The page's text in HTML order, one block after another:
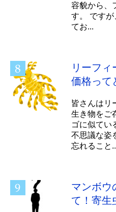
容貌から、
す。 です
てお...
リーフィ
価格って
皆さんはリ
生き物をご
ゴに似てい
不思議な姿
忘れること
マンボウ
て！寄生